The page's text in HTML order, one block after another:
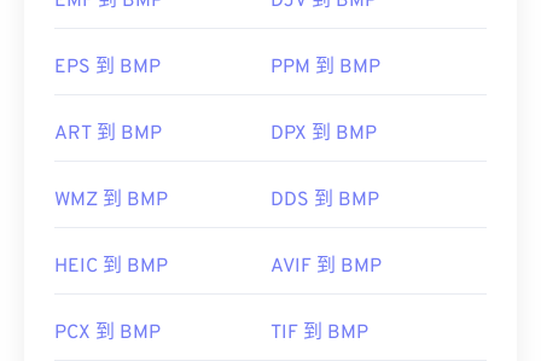
立 BMP 文件，例如
Adobe Illustrator。
CorelDRAW
Apple Photos ColorStrokes
初始發布日期：
1985 年 11 月 20 日
EPS 到 BMP PPM 到 BMP
ART 到 BMP DPX 到 BMP
WMZ 到 BMP DDS 到 BMP
HEIC 到 BMP AVIF 到 BMP
PCX 到 BMP TIF 到 BMP